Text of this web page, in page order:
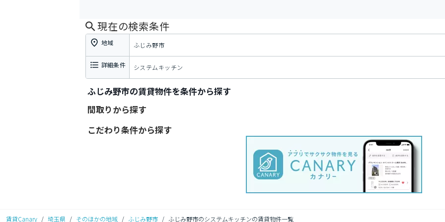
現在の検索条件
地域 ふじみ野市
詳細条件 システムキッチン
ふじみ野市の賃貸物件を条件から探す
間取りから探す
こだわり条件から探す
賃貸Canary / 埼玉県 / そのほかの地域 / ふじみ野市 / ふじみ野市のシステムキッチンの賃貸物件一覧